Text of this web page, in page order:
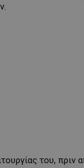
του, πριν